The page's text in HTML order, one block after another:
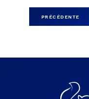
PRÉCÉDENTE